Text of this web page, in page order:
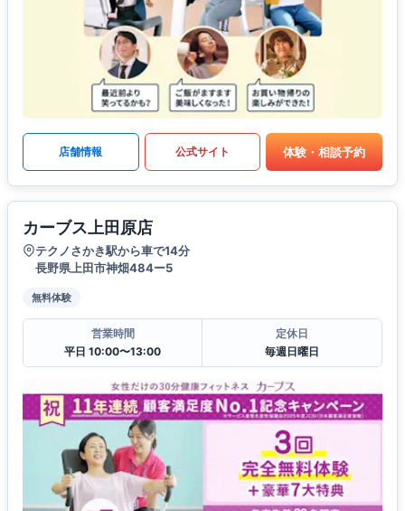
店舗情報 公式サイト 体験・相談予約
カーブス上田原店
テクノさかき駅から車で14分
長野県上田市神畑484ー5
無料体験
営業時間
平日 10:00〜13:00
定休日
毎週日曜日